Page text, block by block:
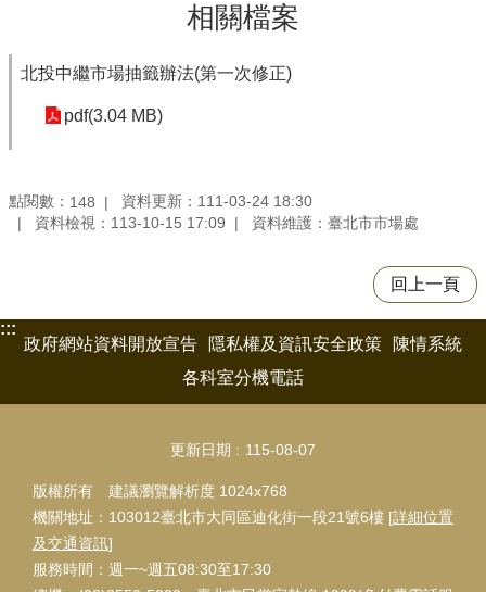
相關檔案
北投中繼市場抽籤辦法(第一次修正)
pdf(3.04 MB)
點閱數： 148
資料更新：111-03-24 18:30
資料檢視：113-10-15 17:09
資料維護：臺北市市場處
回上一頁
:::
政府網站資料開放宣告
隱私權及資訊安全政策
陳情系統
各科室分機電話
更新日期 115-08-07
版權所有 建議瀏覽解析度 1024x768
機關地址：103012臺北市大同區迪化街一段21號6樓 [詳細位置
及交通資訊]
服務時間：週一~週五08:30至17:30